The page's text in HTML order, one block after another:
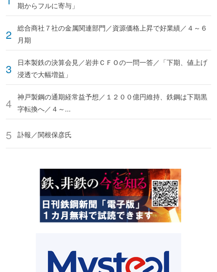
期からフルに寄与」
総合商社７社の金属関連部門／資源価格上昇で好業績／４～６
月期
日本製鉄の決算会見／岩井ＣＦＯの一問一答／「下期、値上げ
浸透で大幅増益」
神戸製鋼の通期経常益予想／１２００億円維持、鉄鋼は下期黒
字転換へ／４～...
訃報／関根保彦氏